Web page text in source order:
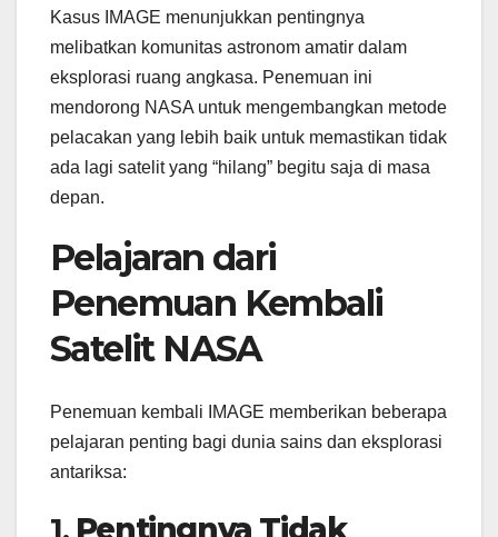
Kasus IMAGE menunjukkan pentingnya
melibatkan komunitas astronom amatir dalam
eksplorasi ruang angkasa. Penemuan ini
mendorong NASA untuk mengembangkan metode
pelacakan yang lebih baik untuk memastikan tidak
ada lagi satelit yang “hilang” begitu saja di masa
depan.
Pelajaran dari
Penemuan Kembali
Satelit NASA
Penemuan kembali IMAGE memberikan beberapa
pelajaran penting bagi dunia sains dan eksplorasi
antariksa:
1. Pentingnya Tidak